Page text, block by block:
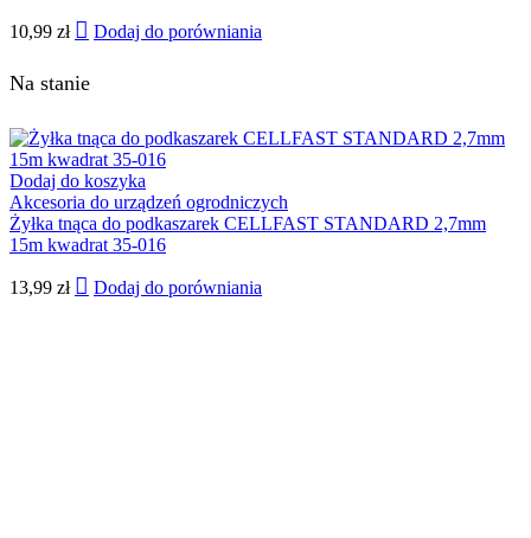
10,99 zł Dodaj do porówniania
Na stanie
Dodaj do koszyka
Akcesoria do urządzeń ogrodniczych
Żyłka tnąca do podkaszarek CELLFAST STANDARD 2,7mm
15m kwadrat 35-016
13,99 zł Dodaj do porówniania